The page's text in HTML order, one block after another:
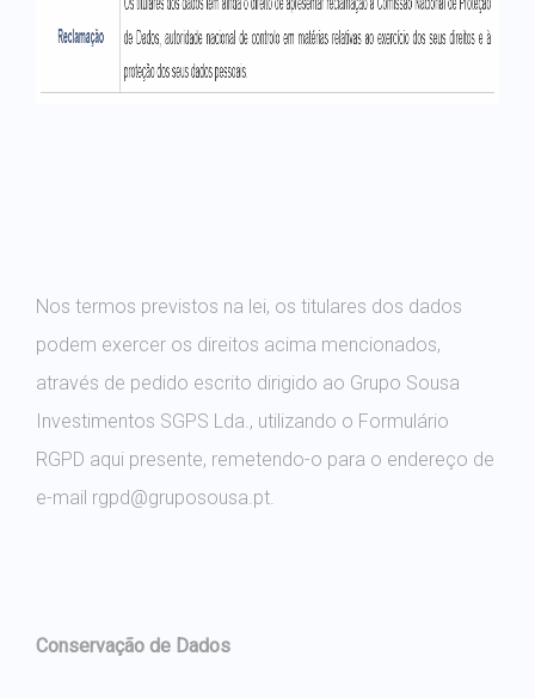
Nos termos previstos na lei, os titulares dos dados
podem exercer os direitos acima mencionados,
através de pedido escrito dirigido ao Grupo Sousa
Investimentos SGPS Lda., utilizando o Formulário
RGPD aqui presente, remetendo-o para o endereço de
e-mail rgpd@gruposousa.pt.
Conservação de Dados